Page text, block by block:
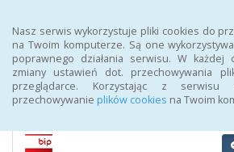
Nasz serwis wykorzystuje pliki cookies do
na Twoim komputerze. Są one
poprawnego działania serwisu. W każdej
zmiany ustawień dot. przechowywania
przeglądarce. Korzystając z serwisu
przechowywanie plików cookies na Twoim
Biuletyn Informacji Publicznej 107
Przychodnią SPZOZ w Wałczu